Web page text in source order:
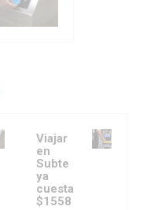
Viajar
en
Subte
ya
cuesta
$1558